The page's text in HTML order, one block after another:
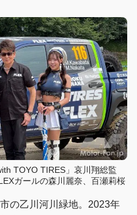
TOYO TIRES」哀川翔総監
ガールの森川麗奈、百瀬莉桜
の乙川河川緑地。2023年